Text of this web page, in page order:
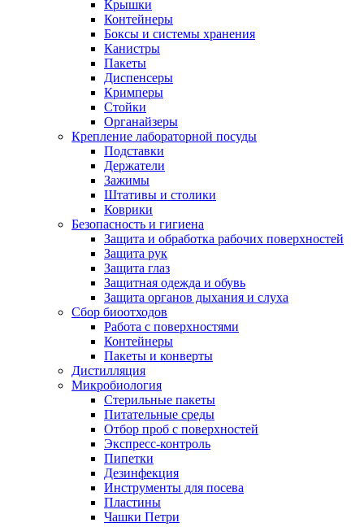
Крышки
Контейнеры
Боксы и системы хранения
Канистры
Пакеты
Диспенсеры
Кримперы
Стойки
Органайзеры
Крепление лабораторной посуды
Подставки
Держатели
Зажимы
Штативы и столики
Коврики
Безопасность и гигиена
Защита и обработка рабочих поверхностей
Защита рук
Защита глаз
Защитная одежда и обувь
Защита органов дыхания и слуха
Сбор биоотходов
Работа с поверхностями
Контейнеры
Пакеты и конверты
Дистилляция
Микробиология
Стерильные пакеты
Питательные среды
Отбор проб с поверхностей
Экспресс-контроль
Пипетки
Дезинфекция
Инструменты для посева
Пластины
Чашки Петри